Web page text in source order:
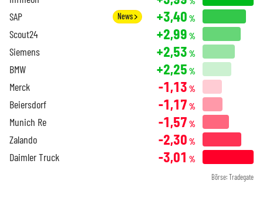
SAP News +3,40 %
Scout24 +2,99 %
Siemens +2,53 %
BMW +2,25 %
Merck -1,13 %
Beiersdorf -1,17 %
Munich Re -1,57 %
Zalando -2,30 %
Daimler Truck -3,01 %
Börse: Tradegate